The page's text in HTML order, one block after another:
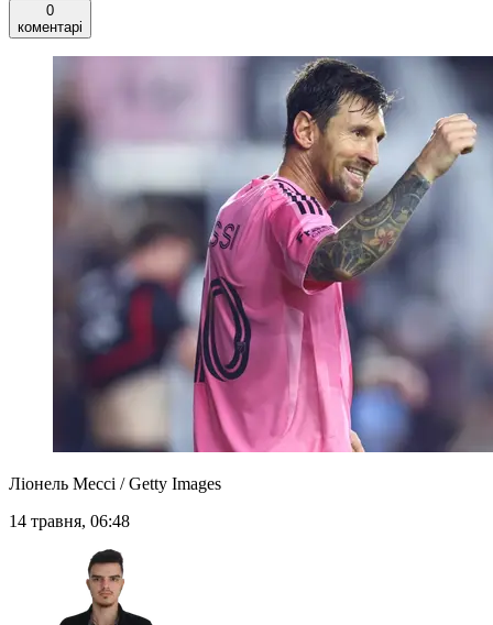
0
коментарі
Ліонель Мессі / Getty Images
14 травня, 06:48